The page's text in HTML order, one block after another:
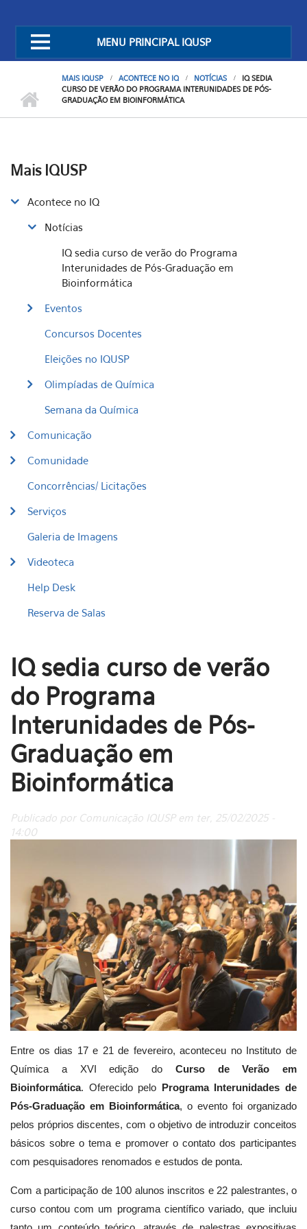
MENU PRINCIPAL IQUSP
MAIS IQUSP ACONTECE NO IQ NOTÍCIAS
IQ SEDIA
CURSO DE VERÃO DO PROGRAMA INTERUNIDADES DE PÓS-
GRADUAÇÃO EM BIOINFORMÁTICA
Mais IQUSP
Acontece no IQ
Notícias
IQ sedia curso de verão do Programa
Interunidades de Pós-Graduação em
Bioinformática
Eventos
Concursos Docentes
Eleições no IQUSP
Olimpíadas de Química
Semana da Química
Comunicação
Comunidade
Concorrências/ Licitações
Serviços
Galeria de Imagens
Videoteca
Help Desk
Reserva de Salas
IQ sedia curso de verão
do Programa
Interunidades de Pós-
Graduação em
Bioinformática
Publicado por Comunicação IQUSP em ter, 25/02/2025 -
14:00
Entre os dias 17 e 21 de fevereiro, aconteceu no Instituto de
Química a XVI edição do Curso de Verão em
Bioinformática. Oferecido pelo
Programa Interunidades de
Pós-Graduação em Bioinformática, o evento foi organizado
pelos próprios discentes, com o objetivo de introduzir conceitos
básicos sobre o tema e promover o contato dos participantes
com pesquisadores renomados e estudos de ponta.
Com a participação de 100 alunos inscritos e 22 palestrantes, o
curso contou com um programa científico variado, que incluiu